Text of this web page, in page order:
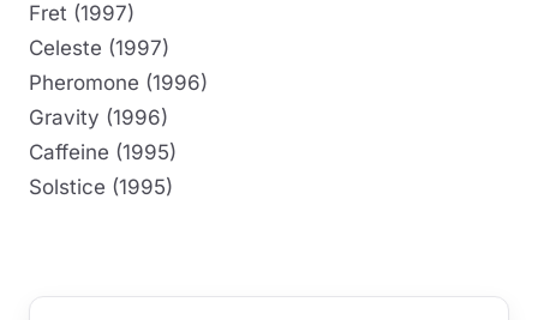
Fret (1997)
Celeste (1997)
Pheromone (1996)
Gravity (1996)
Caffeine (1995)
Solstice (1995)